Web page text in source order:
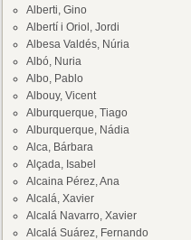
Alberti, Gino
Albertí i Oriol, Jordi
Albesa Valdés, Núria
Albó, Nuria
Albo, Pablo
Albouy, Vicent
Alburquerque, Tiago
Alburquerque, Nádia
Alca, Bárbara
Alçada, Isabel
Alcaina Pérez, Ana
Alcalá, Xavier
Alcalá Navarro, Xavier
Alcalá Suárez, Fernando